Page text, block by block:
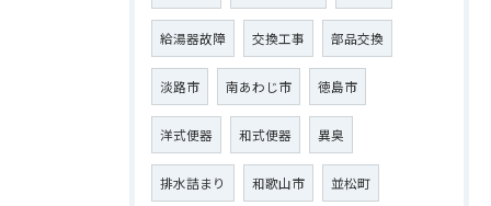
給湯器故障 交換工事 部品交換
淡路市 南あわじ市 徳島市
洋式便器 和式便器 異臭
排水詰まり 和歌山市 並松町